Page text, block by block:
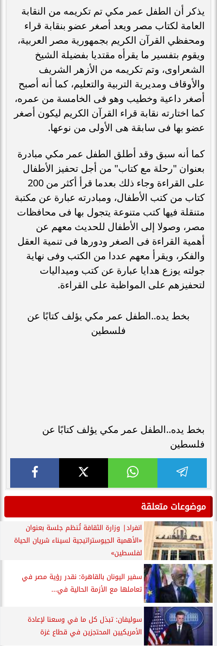
يذكر أن الطفل عمر مكي تم تكريمه من النقابة
العامة لكتاب مصر ويعد أصغر عضو بنقابة قراء
ومحفظي القرآن الكريم بجمهورية مصر العربية،
ويقوم بتفسير ما يقرأه مقتديا بفضيلة الشيخ
الشعراوى، وتم تكريمه من الأزهر الشريف
والأوقاف ومديرية التربية والتعليم، كما أنه أصبح
أصغر داعية وخطيب وهو فى الخامسة من عمره،
كما اختارته نقابة قراء القرآن الكريم ليكون أصغر
عضو بها فى سابقة هى الأولى من نوعها.
كما أنه سبق وقد أطلق الطفل عمر مكي مبادرة
بعنوان "رحلة مع كتاب" من أجل تحفيز الأطفال
على القراءة وجاء ذلك بعدما قرأ أكثر من 200
كتاب من كتب الأطفال، ومبادرته عبارة عن مكتبة
متنقلة فيها كتب متنوعة يتجول بها فى محافظات
مصر، وصولا إلى الأطفال للحديث معهم عن
أهمية القراءة فى الصغر ودورها فى تنمية العقل
والفكر، ويقرأ معهم عددا من الكتب وفى نهاية
جولته يوزع هدايا عبارة عن كتب وميداليات
لتحفيزهم على المواظبة على القراءة.
بخط يده..الطفل عمر مكي يؤلف كتابًا عن
فلسطين
بخط يده..الطفل عمر مكي يؤلف كتابًا عن
فلسطين
موضوعات متعلقة
انفراد| وزارة الثقافة تُنظم جلسة بعنوان
«الأهمية الجيوستراتيجية لسيناء شريان الحياة
لفلسطين»
سفير اليونان بالقاهرة: نقدر رؤية مصر في
تعاملها مع الأزمة الحالية في...
سوليفان: تبذل كل ما في وسعنا لإعادة
الأمريكيين المحتجزين في قطاع غزة